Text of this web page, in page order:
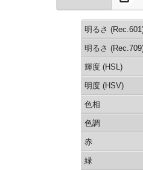
明るさ
明るさ
輝度 (HSL)
明度 (HSV)
色相
色調
赤
緑